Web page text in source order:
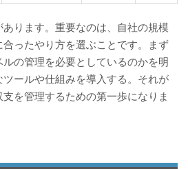
ります。重要なのは、自社の規模
ったやり方を選ぶことです。まず
の管理を必要としているのかを明
ールや仕組みを導入する。それが
を管理するための第一歩になりま